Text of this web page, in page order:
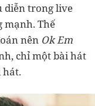
diễn trong live
mạnh. Thế
nên Ok Em
chỉ một bài hát
hát.